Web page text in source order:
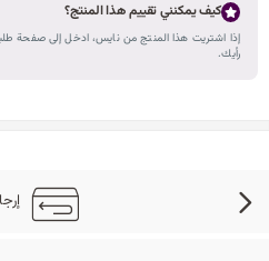
كيف يمكنني تقييم هذا المنتج؟
إذا اشتريت هذا المنتج من نايس، ادخل إلى صفحة
رأيك.